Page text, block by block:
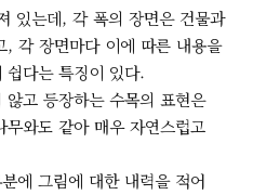
있는데, 각 폭의 장면은 건물과
, 각 장면마다 이에 따른 내용을
쉽다는 특징이 있다.
고 등장하는 수목의 표현은
와도 같아 매우 자연스럽고
에 그림에 대한 내력을 적어